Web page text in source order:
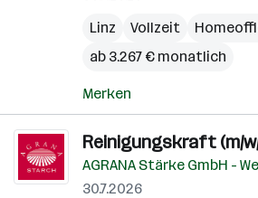
Linz
Vollzeit
ab 3.267 € monatlich
Merken
Reinigungskraft (m/
AGRANA Stärke GmbH -
30.7.2026